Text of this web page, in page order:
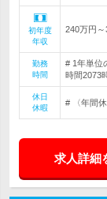
初年度
年収
240万円～
勤務
時間
# 1年単位
時間2073
休日
休暇
# 〈年間
求人詳細